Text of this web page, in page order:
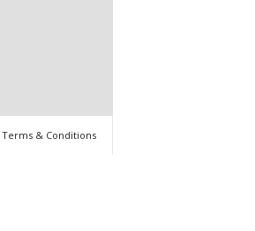
Terms & Conditions